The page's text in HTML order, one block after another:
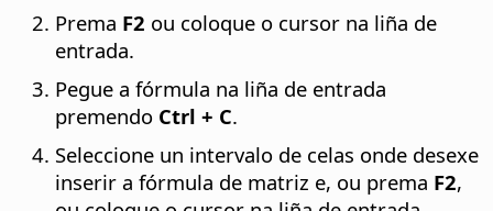
Prema F2 ou coloque o cursor na liña de
entrada.
Pegue a fórmula na liña de entrada
premendo Ctrl + C.
Seleccione un intervalo de celas onde desexe
inserir a fórmula de matriz e, ou prema F2,